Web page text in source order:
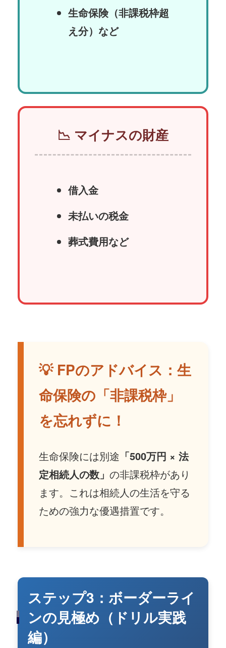
生命保険（非課税枠超
え分）など
📉 マイナスの財産
借入金
未払いの税金
葬式費用など
💡 FPのアドバイス：生
命保険の「非課税枠」
を忘れずに！
生命保険には別途 「500万円 × 法
定相続人の数」 の非課税枠があり
ます。これは相続人の生活を守る
ための強力な優遇措置です。
ステップ3：ボーダーライ
ンの見極め（ドリル実践
編）